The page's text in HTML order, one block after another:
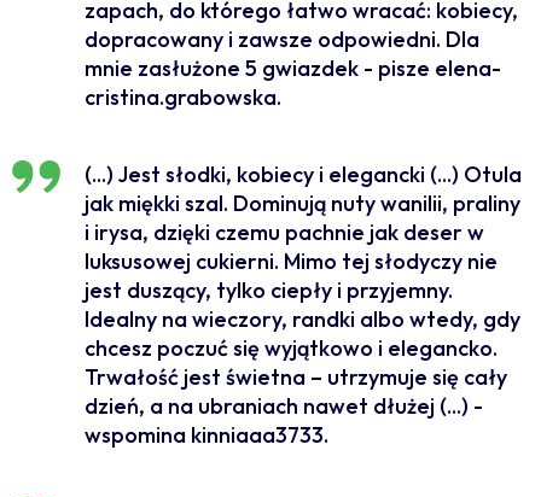
zapach, do którego łatwo wracać: kobiecy,
dopracowany i zawsze odpowiedni. Dla
mnie zasłużone 5 gwiazdek - pisze elena-
cristina.grabowska.
(...) Jest słodki, kobiecy i elegancki (...) Otula
jak miękki szal. Dominują nuty wanilii, praliny
i irysa, dzięki czemu pachnie jak deser w
luksusowej cukierni. Mimo tej słodyczy nie
jest duszący, tylko ciepły i przyjemny.
Idealny na wieczory, randki albo wtedy, gdy
chcesz poczuć się wyjątkowo i elegancko.
Trwałość jest świetna – utrzymuje się cały
dzień, a na ubraniach nawet dłużej (...) -
wspomina kinniaaa3733.